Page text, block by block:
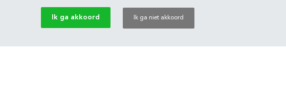
Ik ga akkoord Ik ga niet akkoord